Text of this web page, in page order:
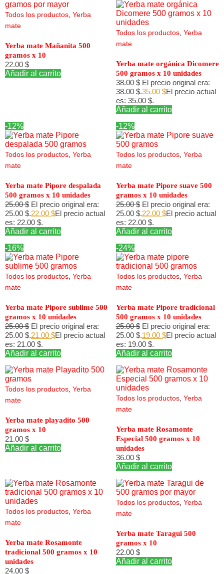
Todos los productos Yerba
mate
Yerba mate Mañanita 500
gramos x 10
22.00 $
Añadir al carrito
Todos los productos, Yerba
mate
Yerba mate orgánica Dicomere
500 gramos x 10 unidades
38.00$ El precio original era:
38.00 $.35.00 $El precio actual
es: 35.00 $.
Añadir al carrito
-12%
Todos los productos Yerba
mate
Yerba mate Pipore despalada
500 gramos x 10 unidades
25.00$ El precio original era:
25.00 $.22.00 $El precio actual
es: 22.00 $.
Añadir al carrito
-12%
Todos los productos, Yerba
mate
Yerba mate Pipore suave 500
gramos x 10 unidades
25.00$ El precio original era:
25.00 $.22.00 $El precio actual
es: 22.00 $.
Añadir al carrito
-16%
Todos los productos Yerba
mate
Yerba mate Pipore sublime 500
gramos x 10 unidades
25.00$ El precio original era:
25.00 $.21.00 $El precio actual
es: 21.00 $.
Añadir al carrito
-24%
Todos los productos, Yerba
mate
Yerba mate Pipore tradicional
500 gramos x 10 unidades
25.00$ El precio original era:
25.00 $.19.00 $El precio actual
es: 19.00 $.
Añadir al carrito
Todos los productos Yerba
mate
Yerba mate playadito 500
gramos x 10
21.00 $
Añadir al carrito
Todos los productos, Yerba
mate
Yerba mate Rosamonte
Especial 500 gramos x 10
unidades
36.00 $
Añadir al carrito
Todos los productos Yerba
mate
Yerba mate Rosamonte
tradicional 500 gramos x 10
unidades
24.00 $
Todos los productos, Yerba
mate
Yerba mate Taragui 500
gramos x 10
22.00 $
Añadir al carrito